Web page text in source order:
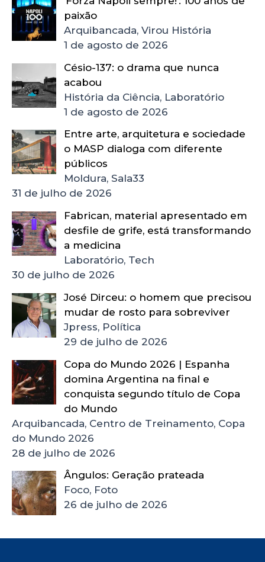
paixão
Arquibancada, Virou História
1 de agosto de 2026
Césio-137: o drama que nunca
acabou
História da Ciência, Laboratório
1 de agosto de 2026
Entre arte, arquitetura e sociedade
o MASP dialoga com diferente
públicos
Moldura, Sala33
31 de julho de 2026
Fabrican, material apresentado em
desfile de grife, está transformando
a medicina
Laboratório, Tech
30 de julho de 2026
José Dirceu: o homem que precisou
mudar de rosto para sobreviver
Jpress, Política
29 de julho de 2026
Copa do Mundo 2026 | Espanha
domina Argentina na final e
conquista segundo título de Copa
do Mundo
Arquibancada, Centro de Treinamento, Copa
do Mundo 2026
28 de julho de 2026
Ângulos: Geração prateada
Foco, Foto
26 de julho de 2026